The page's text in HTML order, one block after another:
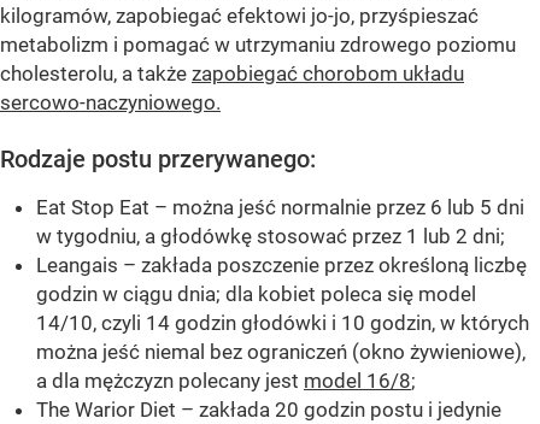
kilogramów, zapobiegać efektowi jo-jo, przyśpieszać
metabolizm i pomagać w utrzymaniu zdrowego poziomu
cholesterolu, a także zapobiegać chorobom układu
sercowo-naczyniowego.
Rodzaje postu przerywanego:
Eat Stop Eat – można jeść normalnie przez 6 lub 5 dni
w tygodniu, a głodówkę stosować przez 1 lub 2 dni;
Leangais – zakłada poszczenie przez określoną liczbę
godzin w ciągu dnia; dla kobiet poleca się model
14/10, czyli 14 godzin głodówki i 10 godzin, w których
można jeść niemal bez ograniczeń (okno żywieniowe),
a dla mężczyzn polecany jest model 16/8;
The Warior Diet – zakłada 20 godzin postu i jedynie